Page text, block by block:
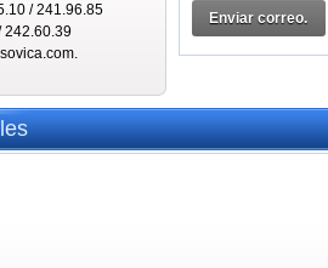
/ 241.96.85
242.60.39
Enviar correo.